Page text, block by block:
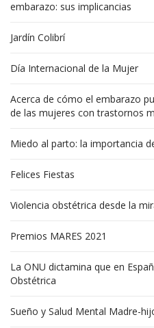
embarazo: sus implicancias
Jardín Colibrí
Día Internacional de la Mujer
Acerca de cómo el embarazo
de las mujeres con trastornos
Miedo al parto: la importancia
Felices Fiestas
Violencia obstétrica desde la
Premios MARES 2021
La ONU dictamina que en
Obstétrica
Sueño y Salud Mental Madre-